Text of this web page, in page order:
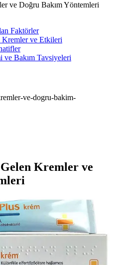
ve Doğru Bakım Yöntemleri
Faktörler
ve Etkileri
ve Bakım Tavsiyeleri
ve-dogru-bakim-
Kremler ve